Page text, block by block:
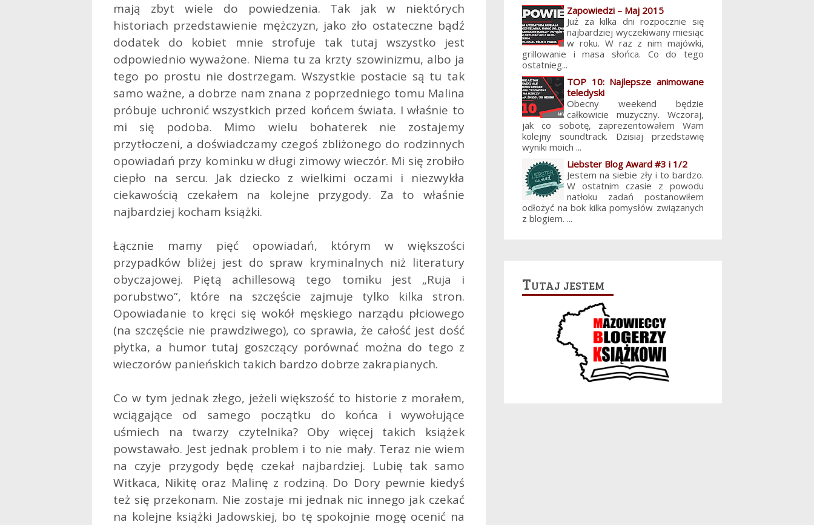
mają zbyt wiele do powiedzenia. Tak jak w niektórych
historiach przedstawienie mężczyzn, jako zło ostateczne bądź
dodatek do kobiet mnie strofuje tak tutaj wszystko jest
odpowiednio wyważone. Niema tu za krzty szowinizmu, albo ja
tego po prostu nie dostrzegam. Wszystkie postacie są tu tak
samo ważne, a dobrze nam znana z poprzedniego tomu Malina
próbuje uchronić wszystkich przed końcem świata. I właśnie to
mi się podoba. Mimo wielu bohaterek nie zostajemy
przytłoczeni, a doświadczamy czegoś zbliżonego do rodzinnych
opowiadań przy kominku w długi zimowy wieczór. Mi się zrobiło
ciepło na sercu. Jak dziecko z wielkimi oczami i niezwykła
ciekawością czekałem na kolejne przygody. Za to właśnie
najbardziej kocham książki.
Łącznie mamy pięć opowiadań, którym w większości
przypadków bliżej jest do spraw kryminalnych niż literatury
obyczajowej. Piętą achillesową tego tomiku jest „Ruja i
porubstwo”, które na szczęście zajmuje tylko kilka stron.
Opowiadanie to kręci się wokół męskiego narządu płciowego
(na szczęście nie prawdziwego), co sprawia, że całość jest dość
płytka, a humor tutaj goszczący porównać można do tego z
wieczorów panieńskich takich bardzo dobrze zakrapianych.
Co w tym jednak złego, jeżeli większość to historie z morałem,
wciągające od samego początku do końca i wywołujące
uśmiech na twarzy czytelnika? Oby więcej takich książek
powstawało. Jest jednak problem i to nie mały. Teraz nie wiem
na czyje przygody będę czekał najbardziej. Lubię tak samo
Witkaca, Nikitę oraz Malinę z rodziną. Do Dory pewnie kiedyś
też się przekonam. Nie zostaje mi jednak nic innego jak czekać
na kolejne książki Jadowskiej, bo tę spokojnie mogę ocenić na
Zapowiedzi – Maj 2015
Już za kilka dni rozpocznie się
najbardziej wyczekiwany miesiąc
w roku. W raz z nim majówki,
grillowanie i masa słońca. Co do tego
ostatnieg...
TOP 10: Najlepsze animowane
teledyski
Obecny weekend będzie
całkowicie muzyczny. Wczoraj,
jak co sobotę, zaprezentowałem Wam
kolejny soundtrack. Dzisiaj przedstawię
wyniki moich ...
Liebster Blog Award #3 i 1/2
Jestem na siebie zły i to bardzo.
W ostatnim czasie z powodu
natłoku zadań postanowiłem
odłożyć na bok kilka pomysłów związanych
z blogiem. ...
Tutaj jestem